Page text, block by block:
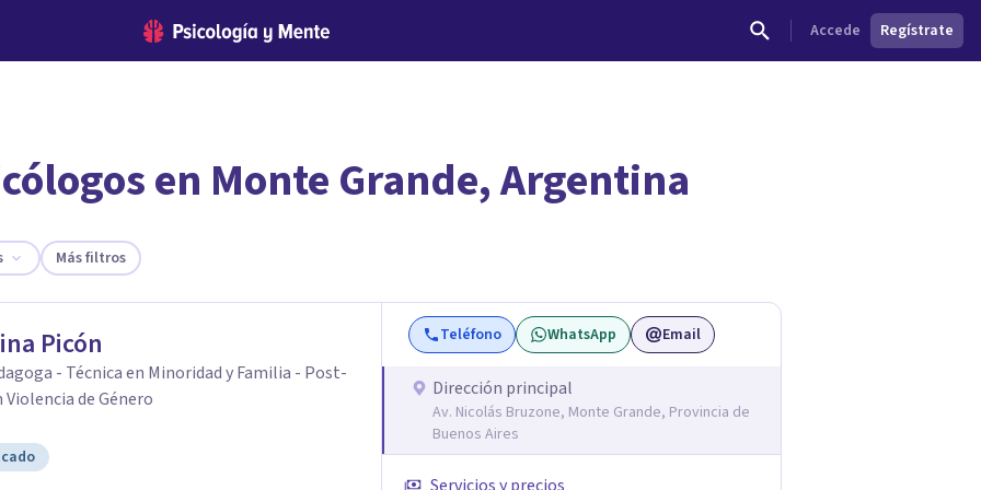
Accede Regístrate
el psicólogo adecuado?
en Monte Grande, Argentina
Más filtros
Picón
- Técnica en Minoridad y Familia - Post-
Violencia de Género
Teléfono WhatsApp Email
Dirección principal
Av. Nicolás Bruzone, Monte Grande, Provincia de
Buenos Aires